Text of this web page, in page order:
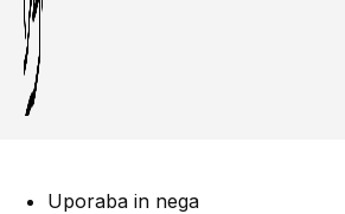
Uporaba in nega